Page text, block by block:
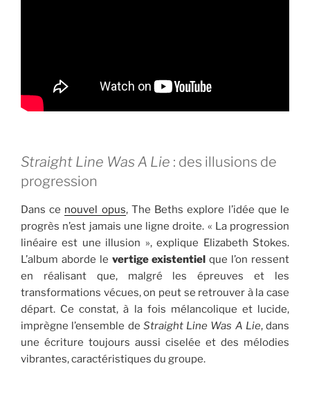
Straight Line Was A Lie : des illusions de
progression
Dans ce nouvel opus, The Beths explore l’idée que le
progrès n’est jamais une ligne droite. « La progression
linéaire est une illusion », explique Elizabeth Stokes.
L’album aborde le vertige existentiel que l’on ressent
en réalisant que, malgré les épreuves et les
transformations vécues, on peut se retrouver à la case
départ. Ce constat, à la fois mélancolique et lucide,
imprègne l’ensemble de Straight Line Was A Lie, dans
une écriture toujours aussi ciselée et des mélodies
vibrantes, caractéristiques du groupe.